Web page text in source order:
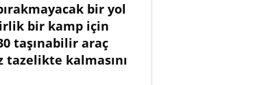
bir yol
bir kamp için
taşınabilir araç
tazelikte kalmasını